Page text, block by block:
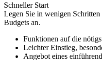
Schneller Start
Legen Sie in wenigen
Budgets an.
Funktionen auf die
Leichter Einstieg,
Angebot eines